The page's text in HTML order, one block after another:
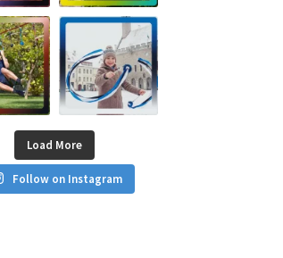
Load More
Follow on Instagram